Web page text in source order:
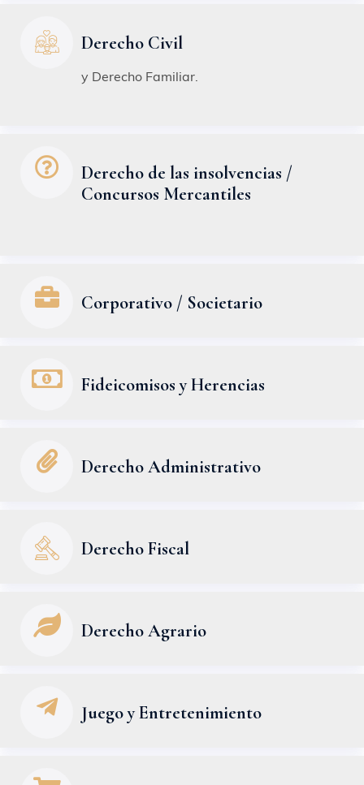
Derecho Civil
y Derecho Familiar.
Derecho de las insolvencias /
Concursos Mercantiles
Corporativo / Societario
Fideicomisos y Herencias
Derecho Administrativo
Derecho Fiscal
Derecho Agrario
Juego y Entretenimiento